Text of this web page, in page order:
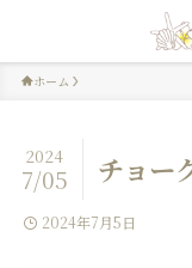
ホーム
チョー
2024
7/05
2024年7月5日